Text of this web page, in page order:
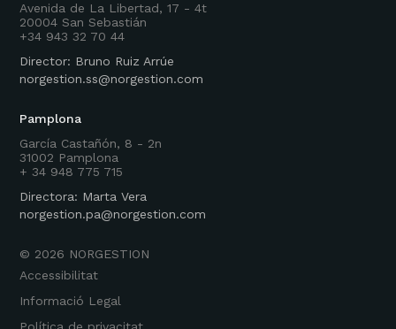
Avenida de La Libertad, 17 - 4t
20004 San Sebastián
+34 943 32 70 44
Director: Bruno Ruiz Arrúe
norgestion.ss@norgestion.com
Pamplona
García Castañón, 8 - 2n
31002 Pamplona
+ 34 948 775 715
Directora: Marta Vera
norgestion.pa@norgestion.com
Accessibilitat
Informació Legal
© 2026 NORGESTION